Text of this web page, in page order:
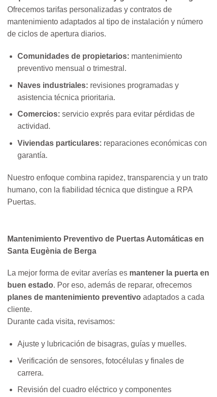
Ofrecemos tarifas personalizadas y contratos de
mantenimiento adaptados al tipo de instalación y número
de ciclos de apertura diarios.
Comunidades de propietarios: mantenimiento
preventivo mensual o trimestral.
Naves industriales: revisiones programadas y
asistencia técnica prioritaria.
Comercios: servicio exprés para evitar pérdidas de
actividad.
Viviendas particulares: reparaciones económicas con
garantía.
Nuestro enfoque combina rapidez, transparencia y un trato
humano, con la fiabilidad técnica que distingue a RPA
Puertas.
Mantenimiento Preventivo de Puertas Automáticas en
Santa Eugènia de Berga
La mejor forma de evitar averías es mantener la puerta en
buen estado. Por eso, además de reparar, ofrecemos
planes de mantenimiento preventivo adaptados a cada
cliente.
Durante cada visita, revisamos:
Ajuste y lubricación de bisagras, guías y muelles.
Verificación de sensores, fotocélulas y finales de
carrera.
Revisión del cuadro eléctrico y componentes